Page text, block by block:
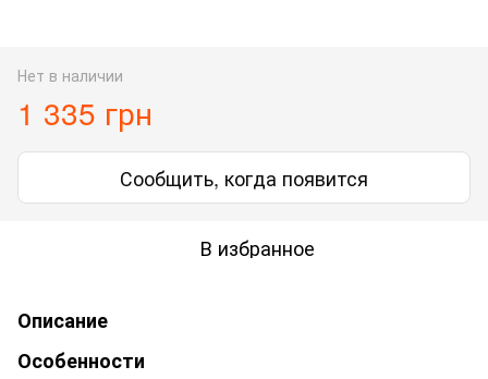
Нет в наличии
1 335 грн
Сообщить, когда появится
В избранное
Описание
Особенности